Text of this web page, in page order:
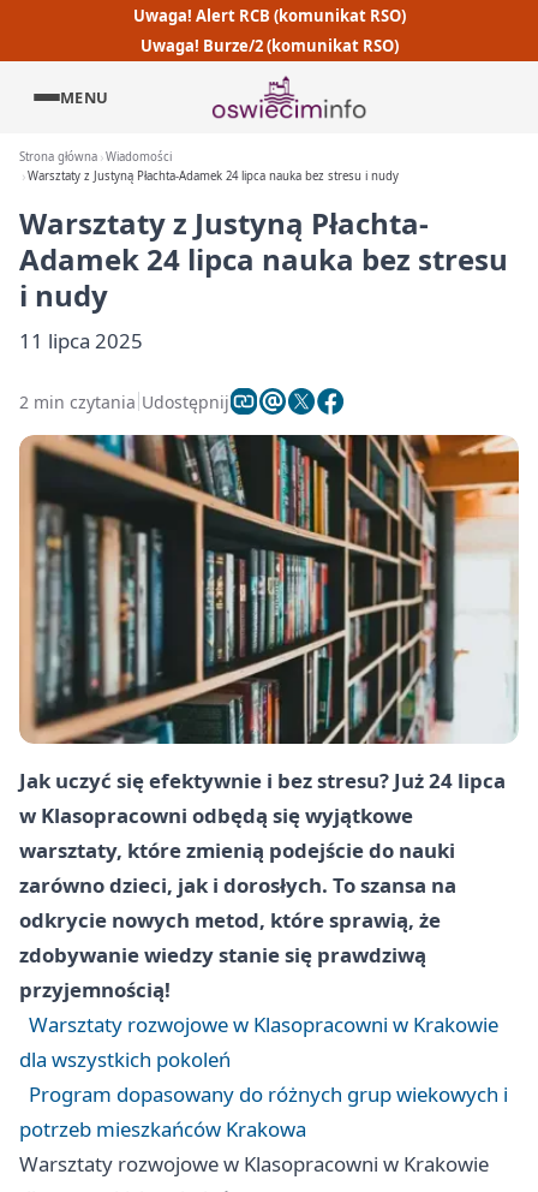
Uwaga! Alert RCB (komunikat RSO)
Uwaga! Burze/2 (komunikat RSO)
MENU
Strona główna Wiadomości
Warsztaty z Justyną Płachta-Adamek 24 lipca nauka bez stresu i nudy
Warsztaty z Justyną Płachta-
Adamek 24 lipca nauka bez stresu
i nudy
11 lipca 2025
2 min czytania Udostępnij
Jak uczyć się efektywnie i bez stresu? Już 24 lipca
w Klasopracowni odbędą się wyjątkowe
warsztaty, które zmienią podejście do nauki
zarówno dzieci, jak i dorosłych. To szansa na
odkrycie nowych metod, które sprawią, że
zdobywanie wiedzy stanie się prawdziwą
przyjemnością!
Warsztaty rozwojowe w Klasopracowni w Krakowie
dla wszystkich pokoleń
Program dopasowany do różnych grup wiekowych i
potrzeb mieszkańców Krakowa
Warsztaty rozwojowe w Klasopracowni w Krakowie